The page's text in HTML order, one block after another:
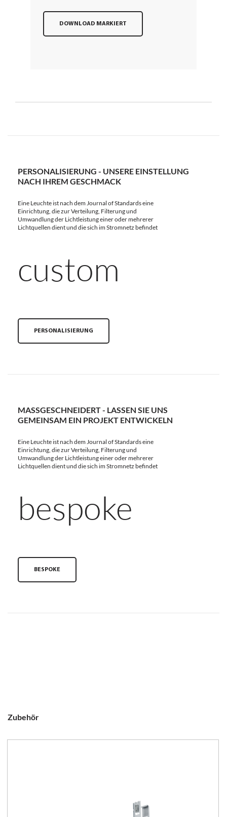
DOWNLOAD MARKIERT
PERSONALISIERUNG - UNSERE EINSTELLUNG
NACH IHREM GESCHMACK
Eine Leuchte ist nach dem Journal of Standards eine
Einrichtung, die zur Verteilung, Filterung und
Umwandlung der Lichtleistung einer oder mehrerer
Lichtquellen dient und die sich im Stromnetz befindet
custom
PERSONALISIERUNG
MASSGESCHNEIDERT - LASSEN SIE UNS G
EMEINSAM EIN PROJEKT ENTWICKELN
Eine Leuchte ist nach dem Journal of Standards eine
Einrichtung, die zur Verteilung, Filterung und
Umwandlung der Lichtleistung einer oder mehrerer
Lichtquellen dient und die sich im Stromnetz befindet
bespoke
BESPOKE
Zubehör